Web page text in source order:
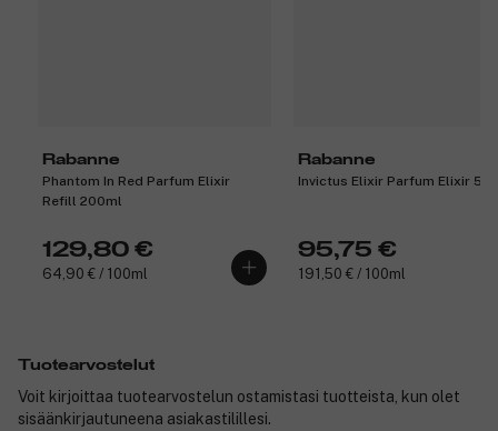
Rabanne
Phantom In Red Parfum Elixir
Refill 200ml
129,80 €
64,90 € / 100ml
Rabanne
Invictus Elixir Parfum Elixir
95,75 €
191,50 € / 100ml
Tuotearvostelut
Voit kirjoittaa tuotearvostelun ostamistasi tuotteista, kun olet
sisäänkirjautuneena asiakastilillesi.